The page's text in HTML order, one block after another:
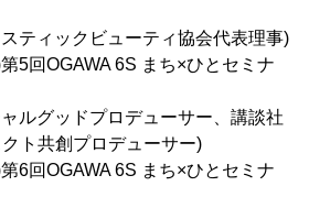
ティックビューティ協会代表理事)
5回OGAWA 6S まち×ひとセミナ
ルグッドプロデューサー、講談社
ト共創プロデューサー)
6回OGAWA 6S まち×ひとセミナ